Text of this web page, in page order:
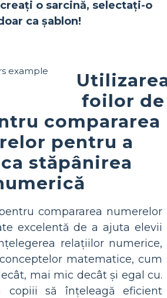
o sarcină, selectați-o
ca șablon!
foilor de
compararea
pentru a
stăpânirea
compararea numerelor
excelentă de a ajuta elevii
relațiilor numerice,
matematice, cum
mai mic decât și egal cu.
copiii să înțeleagă eficient